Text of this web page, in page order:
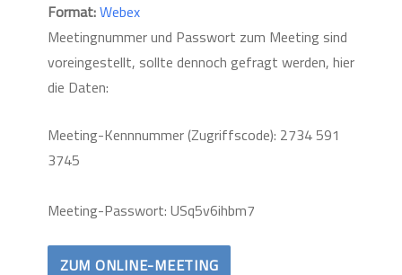
Format:Webex
Meetingnummer und Passwort zum Meeting sind
voreingestellt, sollte dennoch gefragt werden, hier
die Daten:
Meeting-Kennnummer (Zugriffscode): 2734 591
3745
Meeting-Passwort: USq5v6ihbm7
ZUM ONLINE-MEETING